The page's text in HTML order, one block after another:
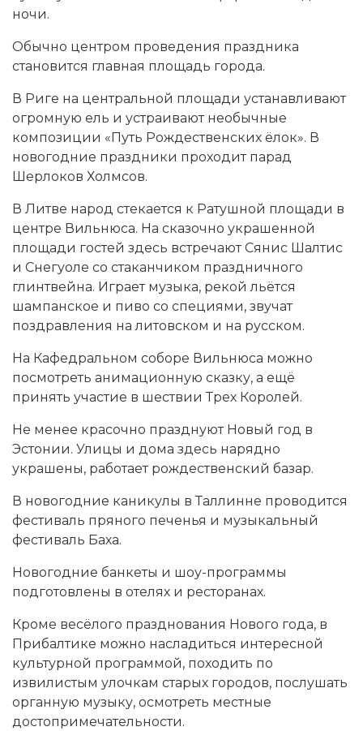
ночи.
Обычно центром проведения праздника
становится главная площадь города.
В Риге на центральной площади устанавливают
огромную ель и устраивают необычные
композиции «Путь Рождественских ёлок». В
новогодние праздники проходит парад
Шерлоков Холмсов.
В Литве народ стекается к Ратушной площади в
центре Вильнюса. На сказочно украшенной
площади гостей здесь встречают Сянис Шалтис
и Снегуоле со стаканчиком праздничного
глинтвейна. Играет музыка, рекой льётся
шампанское и пиво со специями, звучат
поздравления на литовском и на русском.
На Кафедральном соборе Вильнюса можно
посмотреть анимационную сказку, а ещё
принять участие в шествии Трех Королей.
Не менее красочно празднуют Новый год в
Эстонии. Улицы и дома здесь нарядно
украшены, работает рождественский базар.
В новогодние каникулы в Таллинне проводится
фестиваль пряного печенья и музыкальный
фестиваль Баха.
Новогодние банкеты и шоу-программы
подготовлены в отелях и ресторанах.
Кроме весёлого празднования Нового года, в
Прибалтике можно насладиться интересной
культурной программой, походить по
извилистым улочкам старых городов, послушать
органную музыку, осмотреть местные
достопримечательности.